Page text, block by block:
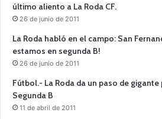
último aliento a La Roda CF.
26 de junio de 2011
La Roda habló en el campo: San
estamos en segunda B!
26 de junio de 2011
Fútbol.- La Roda da un paso de
Segunda B
11 de abril de 2011